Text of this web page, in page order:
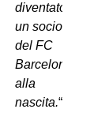
diventato
un socio
del FC
Barcelona
alla
nascita.“